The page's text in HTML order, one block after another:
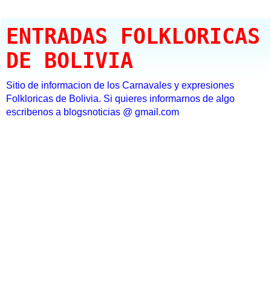
ENTRADAS FOLKLORICAS
DE BOLIVIA
Sitio de informacion de los Carnavales y expresiones
Folkloricas de Bolivia. Si quieres informarnos de algo
escribenos a blogsnoticias @ gmail.com